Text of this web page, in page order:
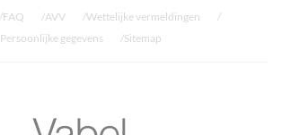
FAQ AVV
Wettelijke vermeldingen
Persoonlijke gegevens
Sitemap